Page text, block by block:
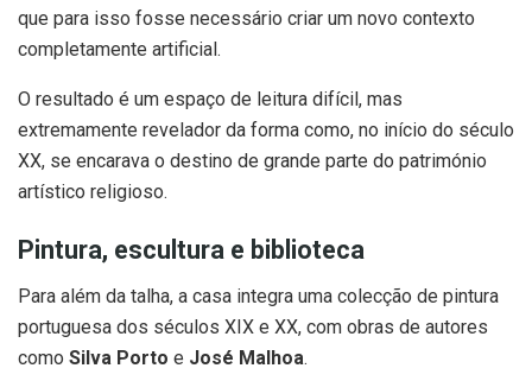
que para isso fosse necessário criar um novo contexto
completamente artificial.
O resultado é um espaço de leitura difícil, mas
extremamente revelador da forma como, no início do século
XX, se encarava o destino de grande parte do património
artístico religioso.
Pintura, escultura e biblioteca
Para além da talha, a casa integra uma colecção de pintura
portuguesa dos séculos XIX e XX, com obras de autores
como Silva Porto e José Malhoa.